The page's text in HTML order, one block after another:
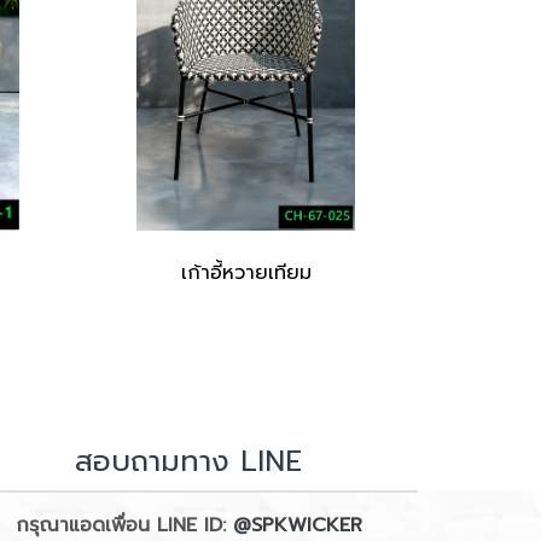
เก้าอี้หวายเทียม
สอบถามทาง LINE
กรุณาแอดเพื่อน LINE ID: @SPKWICKER